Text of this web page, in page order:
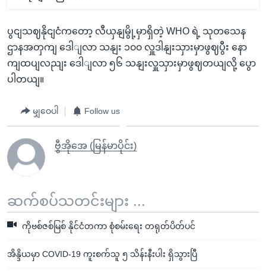
ပွငျသဈနိုငျငံကတော့ လီယှနျမွို့မှာရှိတဲ့ WHO ရဲ့ သုတသေန
ဌာနအတှကျ ဒေါျလာ သနျး ၁၀၀ လှူဒါနျးသှားမှာဖွဈပွီး နော
ကျထပျလညျး ဒေါျလာ ၅၆ သနျးလှူသှားမှာဖွဈတယျလို့ ပွော
ပါတယျ။
မျှဝေပါ Follow us
ဗွီအိုအေ (မြန်မာပိုင်း)
ဆက်စပ်သတင်းများ ...
ကိုဗစ်ဇစ်မြစ် နိုင်ငံတကာ စုံစမ်းရေး တရုတ်ပိတ်ပင်
အိန္ဒိယမှာ COVID-19 ကူးစက်သူ ၅ သိန်းနီးပါး ရှိသွားပြီ